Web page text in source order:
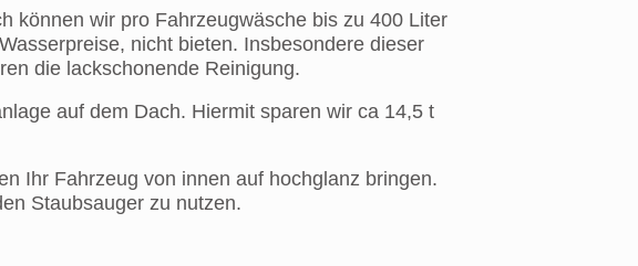
können wir pro Fahrzeugwäsche bis zu 400 Liter
nicht bieten. Insbesondere dieser
die lackschonende Reinigung.
auf dem Dach. Hiermit sparen wir ca 14,5 t
Ihr Fahrzeug von innen auf hochglanz bringen.
Staubsauger zu nutzen.